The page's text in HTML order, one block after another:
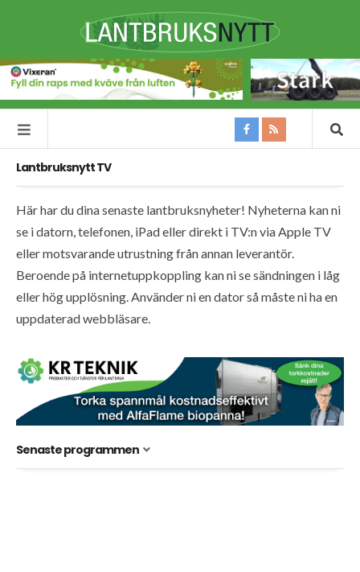
Lantbruksnytt TV
Här har du dina senaste lantbruksnyheter! Nyheterna kan ni
se i datorn, telefonen, iPad eller direkt i TV:n via Apple TV
eller motsvarande utrustning från annan leverantör.
Beroende på internetuppkoppling kan ni se sändningen i låg
eller hög upplösning. Använder ni en dator så måste ni ha en
uppdaterad webbläsare.
Senaste programmen